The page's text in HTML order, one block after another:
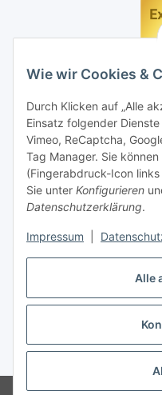
Alle
Wie wir Cookies &
Durch Klicken auf „Alle
Einsatz folgender
Vimeo, ReCaptcha,
Tag Manager. Sie
(Fingerabdruck-Icon
Sie unter Konfigurieren
Datenschutzerklärung.
Impressum
* Alle Preise inkl. gesetzlicher